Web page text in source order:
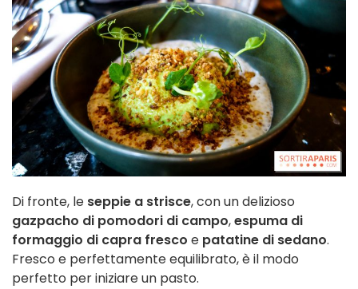
Di fronte, le seppie a strisce, con un delizioso
gazpacho di pomodori di campo,espuma di
formaggio di capra fresco e patatine di sedano.
Fresco e perfettamente equilibrato, è il modo
perfetto per iniziare un pasto.